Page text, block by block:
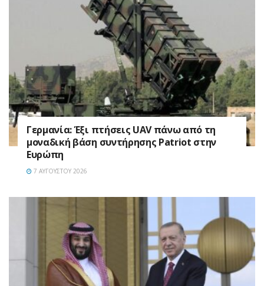
Γερμανία: Έξι πτήσεις UAV πάνω από τη
μοναδική βάση συντήρησης Patriot στην
Ευρώπη
7 ΑΥΓΟΎΣΤΟΥ 2026